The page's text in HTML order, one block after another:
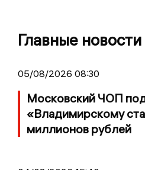
Главные новости
05/08/2026 08:30
Московский ЧОП
«Владимирскому
миллионов рублей